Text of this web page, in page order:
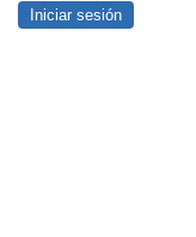
Iniciar sesión